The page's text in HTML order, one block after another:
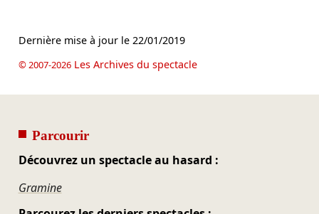
Dernière mise à jour le 22/01/2019
© 2007-2026Les Archives du spectacle
Parcourir
Découvrez un spectacle au hasard :
Gramine